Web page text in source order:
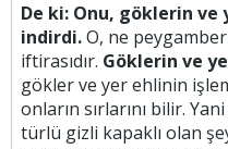
De ki: Onu, göklerin ve
indirdi.O, ne
iftirasıdır. Göklerin ve
gökler ve yer ehlinin
onların sırlarını bilir.
türlü gizli kapaklı olan